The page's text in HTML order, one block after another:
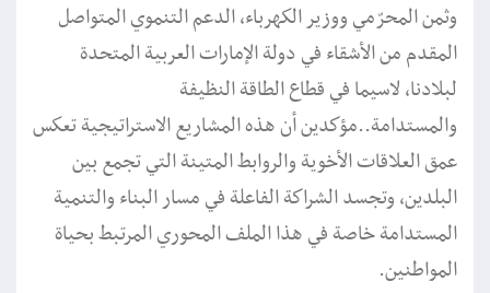
وثمن المحرّمي ووزير الكهرباء، الدعم التنموي المتواصل
المقدم من الأشقاء في دولة الإمارات العربية المتحدة
لبلادنا، لاسيما في قطاع الطاقة النظيفة
والمستدامة..مؤكدين أن هذه المشاريع الاستراتيجية تعكس
عمق العلاقات الأخوية والروابط المتينة التي تجمع بين
البلدين، وتجسد الشراكة الفاعلة في مسار البناء والتنمية
المستدامة خاصة في هذا الملف المحوري المرتبط بحياة
المواطنين.